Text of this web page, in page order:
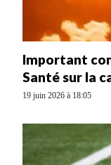
Important
Santé sur la
19 juin 2026 à 18:05